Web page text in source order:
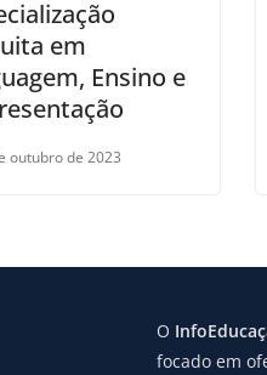
em
Ensino e
outubro de 2023
O
focado em